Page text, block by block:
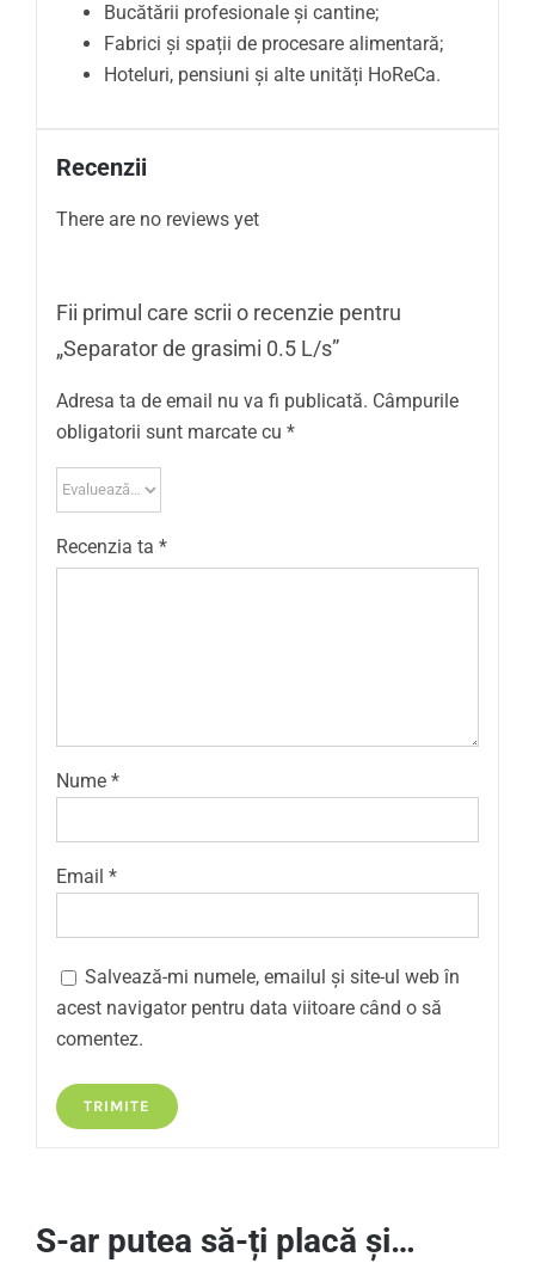
Bucătării profesionale și cantine;
Fabrici și spații de procesare alimentară;
Hoteluri, pensiuni și alte unități HoReCa.
Recenzii
There are no reviews yet
Fii primul care scrii o recenzie pentru
„Separator de grasimi 0.5 L/s”
Adresa ta de email nu va fi publicată. Câmpurile
obligatorii sunt marcate cu *
Recenzia ta *
Nume *
Email *
Salvează-mi numele, emailul și site-ul web în
acest navigator pentru data viitoare când o să
comentez.
S-ar putea să-ți placă și…